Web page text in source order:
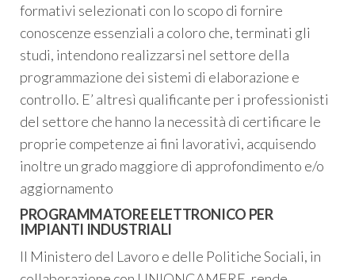
formativi selezionati con lo scopo di fornire
conoscenze essenziali a coloro che, terminati gli
studi, intendono realizzarsi nel settore della
programmazione dei sistemi di elaborazione e
controllo. E’ altresì qualificante per i professionisti
del settore che hanno la necessità di certificare le
proprie competenze ai fini lavorativi, acquisendo
inoltre un grado maggiore di approfondimento e/o
aggiornamento
PROGRAMMATORE ELETTRONICO PER
IMPIANTI INDUSTRIALI
Il Ministero del Lavoro e delle Politiche Sociali, in